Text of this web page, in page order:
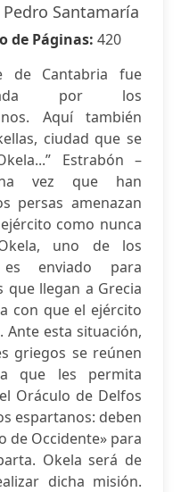
Pedro Santamaría
de Páginas: 420
de Cantabria fue
por los
Aquí también
ciudad que se
Estrabón –
vez que han
persas amenazan
como nunca
uno de los
es enviado para
llegan a Grecia
con que el ejército
Ante esta situación,
griegos se reúnen
que les permita
Oráculo de Delfos
espartanos: deben
de Occidente» para
Okela será de
dicha misión.